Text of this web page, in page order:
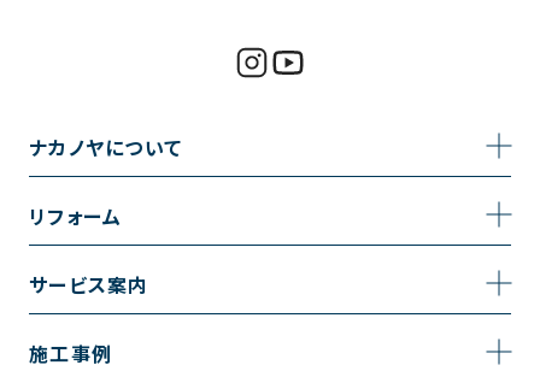
ナカノヤについて
事業内容
採用情報
リフォーム
トイレのリフォーム
サービス案内
サービスの流れ
施工事例